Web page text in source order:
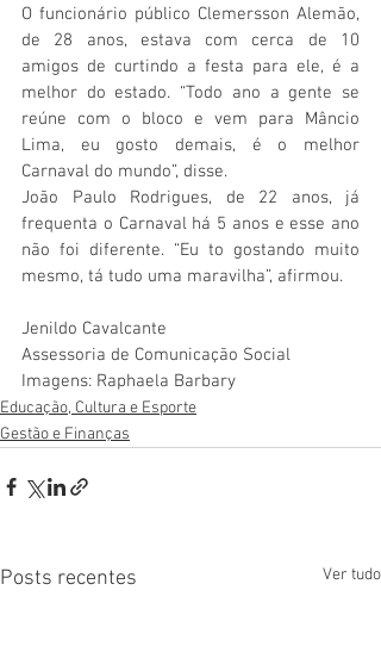
O funcionário público Clemersson Alemão,
de 28 anos, estava com cerca de 10
amigos de curtindo a festa para ele, é a
melhor do estado. “Todo ano a gente se
reúne com o bloco e vem para Mâncio
Lima, eu gosto demais, é o melhor
Carnaval do mundo”, disse.
João Paulo Rodrigues, de 22 anos, já
frequenta o Carnaval há 5 anos e esse ano
não foi diferente. “Eu to gostando muito
mesmo, tá tudo uma maravilha”, afirmou.
Jenildo Cavalcante
Assessoria de Comunicação Social
Imagens: Raphaela Barbary
Educação, Cultura e Esporte
Gestão e Finanças
Posts recentes Ver tudo